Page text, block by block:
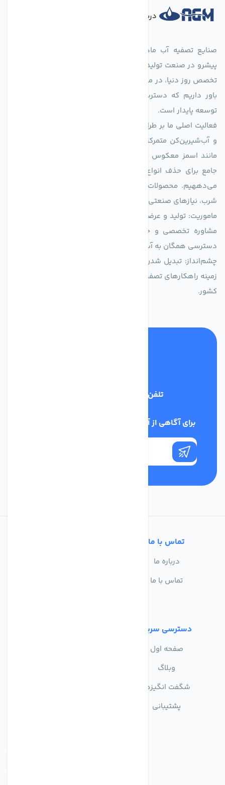
درباره فروشگاه
پیشرو در صنعت تولید تجهیزات تصفیه آب، با تکیه بر دانش فنی و
تخصص روز دنیا، در مسیر تأمین آب سالم و پایدار گام برمی‌دارد. ما
باور داریم که دسترسی به آب پاک، یک حق اساسی و زیربنای
توسعه پایدار است.
فعالیت اصلی ما بر طراحی و تولید سیستم‌های پیشرفته تصفیه آب
و آب‌شیرین‌کن متمرکز است. ما با بهره‌گیری از فناوری‌های نوین
جامع برای حذف انواع آلاینده‌ها، املاح و نمک از منابع آبی ارائه
می‌دههیم. محصولات ما برای مصارف متنوعی از جمله تأمین آب
شرب، نیازهای صنعتی و کشاورزی طراحی و بهینه‌سازی شده‌اند.
ماموریت: تولید و عرضه محصولاتی با بالاترین استاندارد کیفی، ارائه
مشاوره تخصصی و خدمات پس از فروش مطمئن برای تضمین
دسترسی همگان به آب پاک و سالم.
چشم‌انداز: تبدیل شدن به انتخاب اول صنایع و مصرف‌کنندگان در
زمینه راهکارهای تصفیه آب و ایفای نقشی کلیدی در حفظ منابع آبی
کشور.
تلفن پشتیبانی
برای آگاهی از آخرین اخبار در خبرنامه ما عضو شوید
تماس با ما
درباره ما
تماس با ما
دسترسی سریع
صفحه اول
وبلاگ
شگفت انگیزها
پشتیبانی